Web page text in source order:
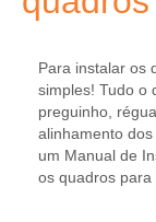
Para instalar os
simples! Tudo o
preguinho,
alinhamento
um Manual de
os quadros para